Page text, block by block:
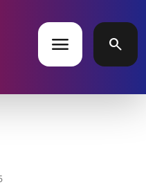
menu search